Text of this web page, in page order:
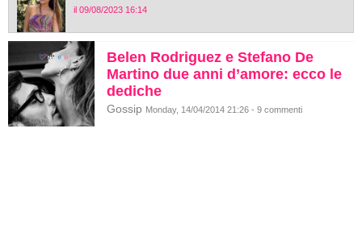
il 09/08/2023 16:14
Belen Rodriguez e Stefano De
Martino due anni d’amore: ecco le
dediche
Gossip Monday, 14/04/2014 21:26 - 9 commenti